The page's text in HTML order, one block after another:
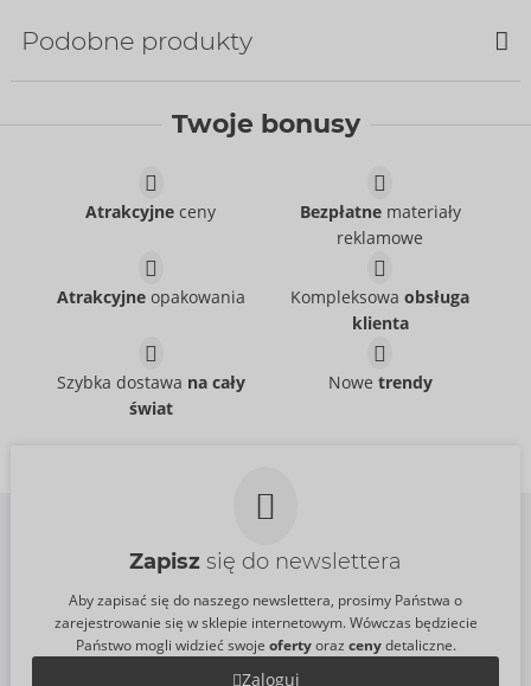
Cena sugerowana:49,95 €
Svenjoyment- ORION Brand
Cena sugerowana:
Svenjoyment- ORION Brand
21336871711
Cena sugerowana:
Podobne produkty
Svenjoyment- ORION Brand
21118101731
Svenjoyment- ORION Brand
Twoje bonusy
Atrakcyjne ceny Bezpłatnemateriały
reklamowe
Atrakcyjneopakowania Kompleksowaobsługa
klienta
Szybka dostawa na cały
świat
Nowe trendy
Zapisz się do newslettera
Aby zapisać się do naszego newslettera, prosimy Państwa o
zarejestrowanie się w sklepie internetowym. Wówczas będziecie
Państwo mogli widzieć swoje ofertyoraz cenydetaliczne.
Zaloguj